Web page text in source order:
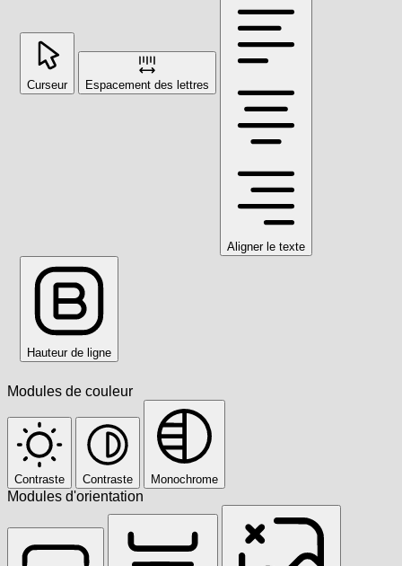
Curseur Espacement des lettres
Aligner le texte
Hauteur de ligne
Modules de couleur
Contraste Contraste Monochrome
Modules d'orientation